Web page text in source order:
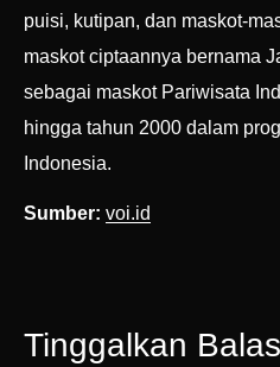
puisi, kutipan, dan maskot-
maskot ciptaannya bernama
sebagai maskot Pariwisata
hingga tahun 2000 dalam
Indonesia.
Sumber: voi.id
Tinggalkan